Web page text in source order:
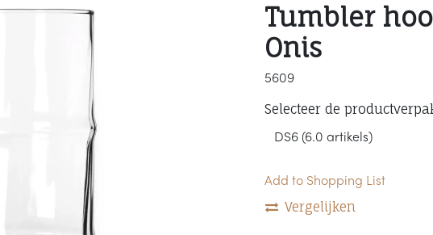
Tumbler
Onis
5609
Selecteer de
Add to Shopping List
Vergelijken